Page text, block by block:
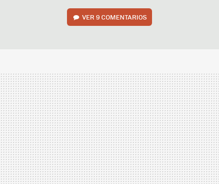
VER9 COMENTARIOS